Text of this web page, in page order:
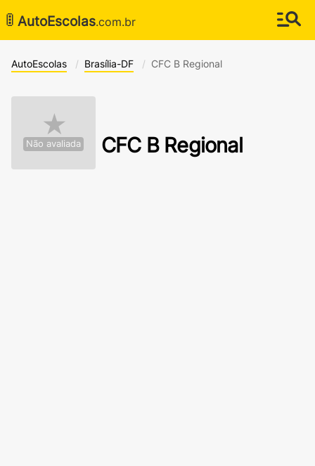
🚦 AutoEscolas.com.br
AutoEscolas Brasília-DF CFC B Regional
★
Não avaliada CFC B Regional